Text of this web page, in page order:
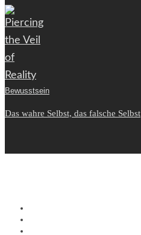
Bewusstsein
Das wahre Selbst, das falsche Selbst